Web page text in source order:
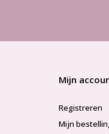
Mijn
Registreren
Mijn